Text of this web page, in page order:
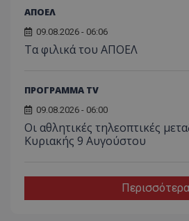
ΑΠΟΕΛ
09.08.2026 - 06:06
Τα φιλικά του ΑΠΟΕΛ
ΠΡΟΓΡΑΜΜΑ TV
09.08.2026 - 06:00
Οι αθλητικές τηλεοπτικές
Κυριακής 9 Αυγούστου
Περισσότερα